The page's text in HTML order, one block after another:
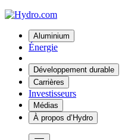
Aluminium
Énergie
Développement durable
Carrières
Investisseurs
Médias
À propos d’Hydro